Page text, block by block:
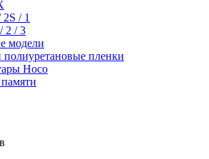
/ 1
2 / 3
модели
полиуретановые пленки
Hoco